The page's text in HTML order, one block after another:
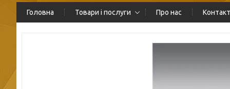
Головна Товари і послуги Про нас